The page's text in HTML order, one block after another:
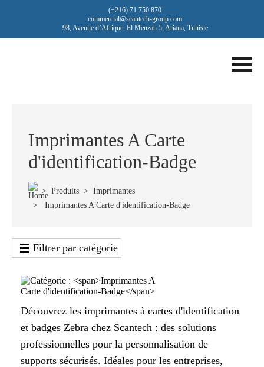
(+216) 71 750 870
commercial@scantech-group.com
98, Avenue d’Afrique, El Menzah 5, Ariana, Tunisie
Imprimantes A Carte
d'identification-Badge
> Produits > Imprimantes
> Imprimantes A Carte d'identification-Badge
Filtrer par catégorie
Découvrez les imprimantes à cartes d'identification
et badges Zebra chez Scantech : des solutions
professionnelles pour la personnalisation de
supports sécurisés. Idéales pour les entreprises,